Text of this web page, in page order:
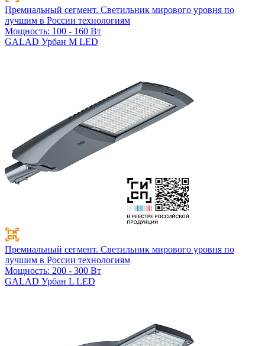
Премиальный сегмент. Светильник мирового уровня по
лучшим в России технологиям
Мощность: 100 - 160 Вт
GALAD Урбан M LED
Премиальный сегмент. Светильник мирового уровня по
лучшим в России технологиям
Мощность: 200 - 300 Вт
GALAD Урбан L LED